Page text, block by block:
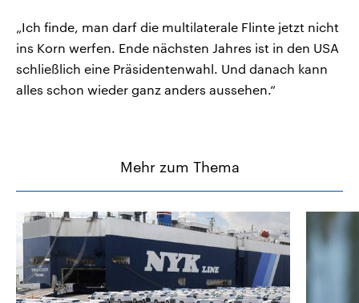
„Ich finde, man darf die multilaterale Flinte jetzt nicht
ins Korn werfen. Ende nächsten Jahres ist in den USA
schließlich eine Präsidentenwahl. Und danach kann
alles schon wieder ganz anders aussehen.“
Mehr zum Thema